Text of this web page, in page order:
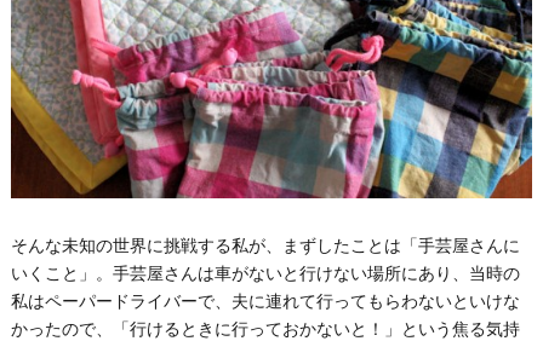
そんな未知の世界に挑戦する私が、まずしたことは「手芸屋さんに
いくこと」。手芸屋さんは車がないと行けない場所にあり、当時の
私はペーパードライバーで、夫に連れて行ってもらわないといけな
かったので、「行けるときに行っておかないと！」という焦る気持